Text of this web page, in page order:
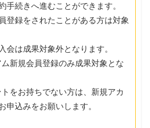
手続きへ進むことができます。
登録をされたことがある方は対象
会は成果対象外となります。
新規会員登録のみ成果対象とな
をお持ちでない方は、新規アカ
申込みをお願いします。